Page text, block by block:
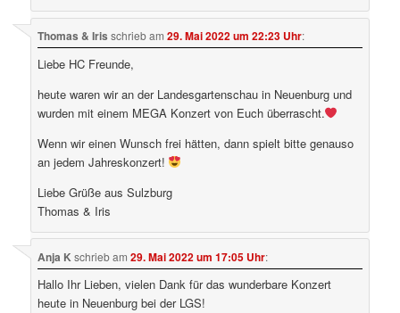
Thomas & Iris schriebam 29. Mai 2022 um 22:23 Uhr:
Liebe HC Freunde,
heute waren wir an der Landesgartenschau in Neuenburg und
wurden mit einem MEGA Konzert von Euch überrascht.
Wenn wir einen Wunsch frei hätten, dann spielt bitte genauso
an jedem Jahreskonzert!
Liebe Grüße aus Sulzburg
Thomas & Iris
Anja K schriebam 29. Mai 2022 um 17:05 Uhr:
Hallo Ihr Lieben, vielen Dank für das wunderbare Konzert
heute in Neuenburg bei der LGS!